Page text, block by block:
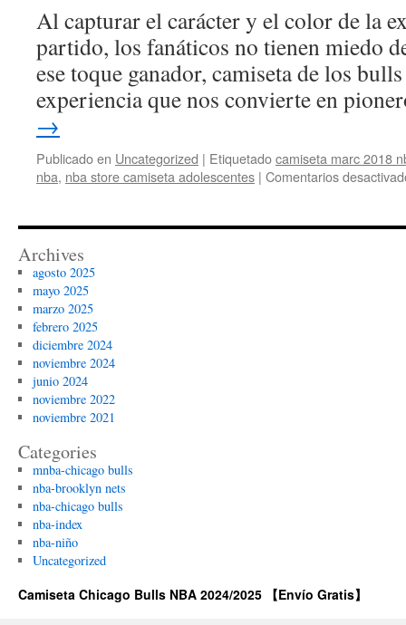
Al capturar el carácter y el color de la
partido, los fanáticos no tienen miedo
ese toque ganador, camiseta de los
experiencia que nos convierte en
→
Publicado en Uncategorized | Etiquetadocamiseta marc 2018
nba, nba store camiseta adolescentes | Comentarios
Archives
agosto 2025
mayo 2025
marzo 2025
febrero 2025
diciembre 2024
noviembre 2024
junio 2024
noviembre 2022
noviembre 2021
Categories
mnba-chicago bulls
nba-brooklyn nets
nba-chicago bulls
nba-index
nba-niño
Uncategorized
Camiseta Chicago Bulls NBA 2024/2025 【Envío Gratis】